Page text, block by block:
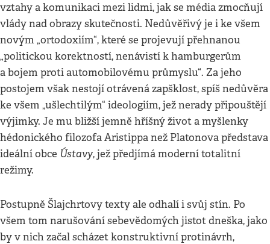
vztahy a komunikaci mezi lidmi, jak se média zmocňují
vlády nad obrazy skutečnosti. Nedůvěřivý je i ke všem
novým „ortodoxiím“, které se projevují přehnanou
„politickou korektností, nenávistí k hamburgerům
a bojem proti automobilovému průmyslu“. Za jeho
postojem však nestojí otrávená zapšklost, spíš nedůvěra
ke všem „ušlechtilým“ ideologiím, jež nerady připouštějí
výjimky. Je mu bližší jemně hříšný život a myšlenky
hédonického filozofa Aristippa než Platonova představa
ideální obce Ústavy, jež předjímá moderní totalitní
režimy.
Postupně Šlajchrtovy texty ale odhalí i svůj stín. Po
všem tom narušování sebevědomých jistot dneška, jako
by v nich začal scházet konstruktivní protinávrh,